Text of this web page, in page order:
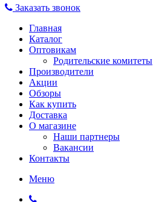
Заказать звонок
Главная
Каталог
Оптовикам
Родительские комитеты
Производители
Акции
Обзоры
Как купить
Доставка
О магазине
Наши партнеры
Вакансии
Контакты
Меню